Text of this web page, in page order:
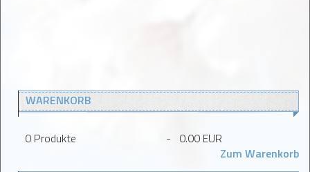
WARENKORB
0 Produkte - 0.00 EUR
Zum Warenkorb